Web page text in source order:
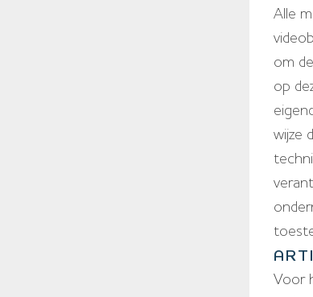
Alle
om
op
wijze
Voor